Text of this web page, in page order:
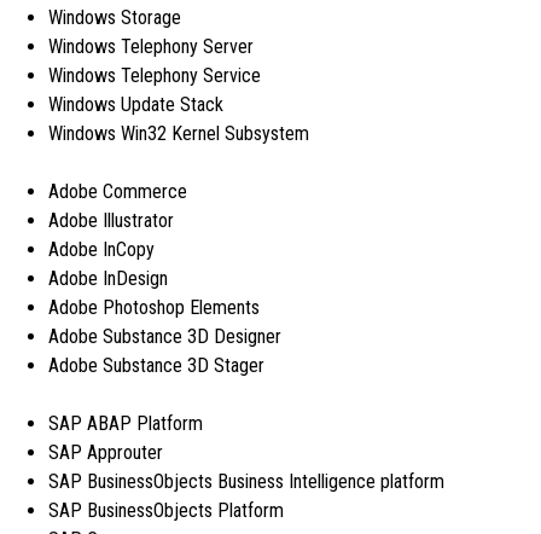
Windows Storage
Windows Telephony Server
Windows Telephony Service
Windows Update Stack
Windows Win32 Kernel Subsystem
Adobe Commerce
Adobe Illustrator
Adobe InCopy
Adobe InDesign
Adobe Photoshop Elements
Adobe Substance 3D Designer
Adobe Substance 3D Stager
SAP ABAP Platform
SAP Approuter
SAP BusinessObjects Business Intelligence platform
SAP BusinessObjects Platform